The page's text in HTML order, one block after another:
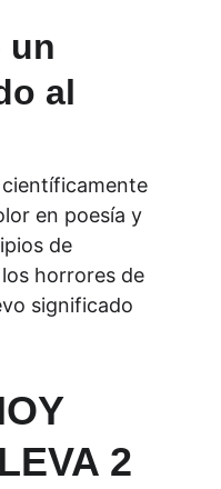
un
al
en poesía y
de
horrores de
significado
2